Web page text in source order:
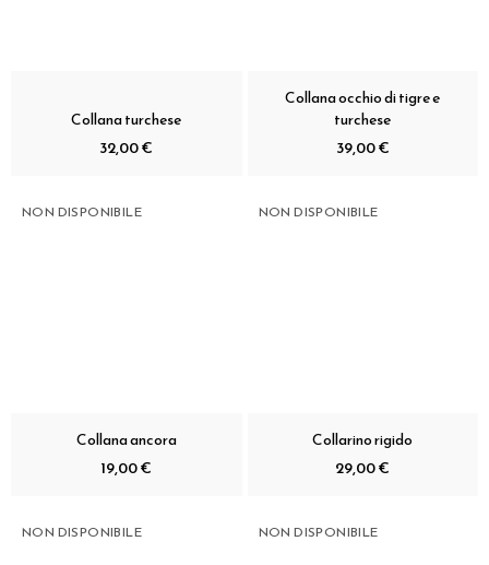
Collana turchese
32,00 €
Collana occhio di tigre e
turchese
39,00 €
NON DISPONIBILE
Collana ancora
19,00 €
NON DISPONIBILE
Collarino rigido
29,00 €
NON DISPONIBILE NON DISPONIBILE